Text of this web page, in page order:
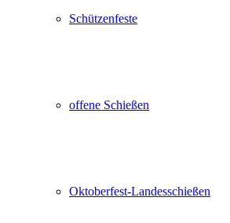
Schützenfeste
offene Schießen
Oktoberfest-Landesschießen